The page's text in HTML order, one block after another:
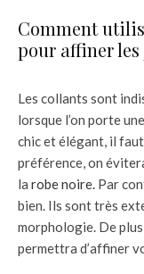
Comment
pour affiner les
Les collants sont
lorsque l’on porte
chic et élégant, il
préférence, on
la robe noire. Par
bien. Ils sont très
morphologie. De
permettra d’affiner